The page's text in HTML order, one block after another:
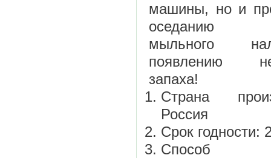
машины, но и
оседанию
мыльного
появлению
запаха!
Страна
Россия
Срок годности:
Способ